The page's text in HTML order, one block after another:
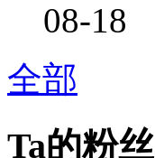
08-18
全部
Ta的粉丝